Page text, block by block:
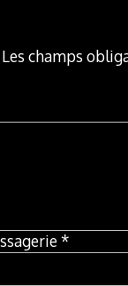
Les champs
*